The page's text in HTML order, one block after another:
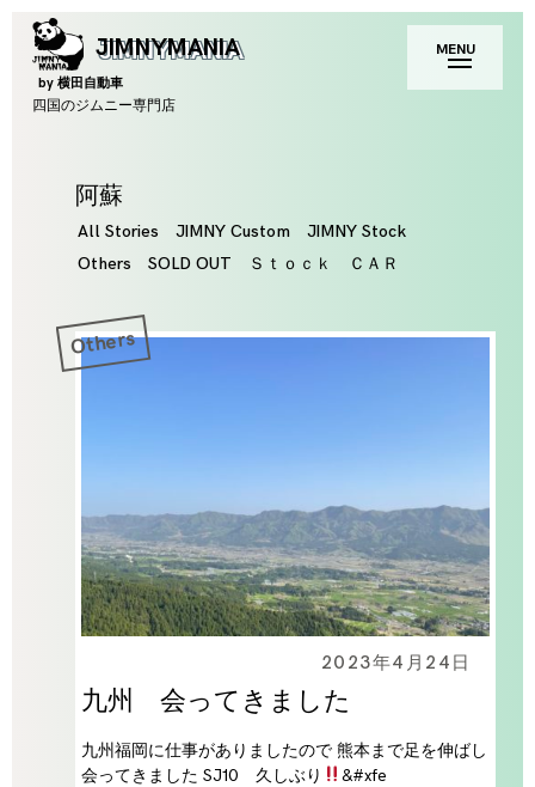
Skip
to
content
JIMNYMANIA
by 横田自動車
四国のジムニー専門店
toggle
open/close
sidebar
MENU
Tag
阿蘇
All Stories JIMNY Custom
JIMNY Stock
Others
SOLD OUT Ｓｔｏｃｋ ＣＡＲ
2023年4月24日
九州 会ってきました
九州福岡に仕事がありましたので 熊本まで足を伸ばし
会ってきました SJ10 久しぶり
&#xfe
Others